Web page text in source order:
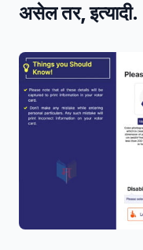
असेल तर, इत्यादी.